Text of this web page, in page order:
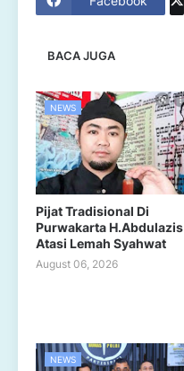
BACA JUGA
NEWS
Pijat Tradisional Di
Purwakarta H.Abdulazis
Atasi Lemah Syahwat
August 06, 2026
NEWS